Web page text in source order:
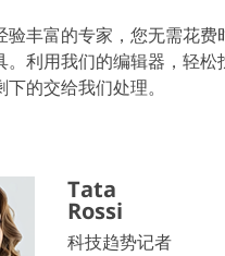
验丰富的专家，您无需花费
。利用我们的编辑器，轻松
的交给我们处理。
Tata
Rossi
科技趋势记者